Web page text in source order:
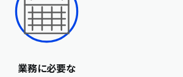
業務に必要な